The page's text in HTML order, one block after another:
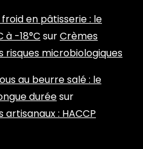
en pâtisserie : le
à -18°C surCrèmes
risques microbiologiques
au beurre salé : le
duréesur
: HACCP